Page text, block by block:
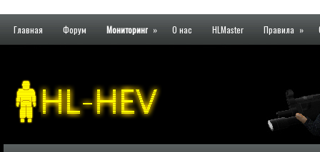
Главная Форум Мониторинг » О нас HLMaster Правила »